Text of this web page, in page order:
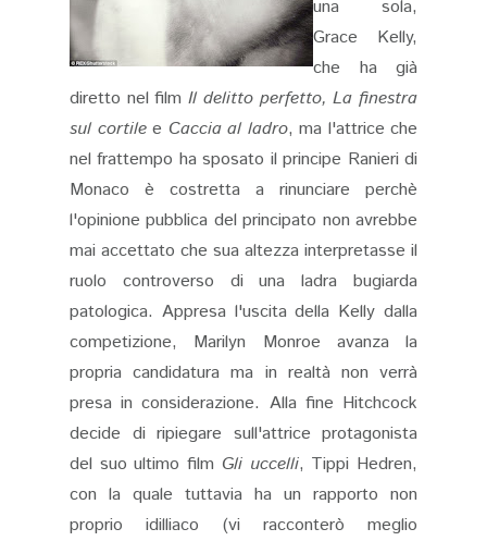
una sola,
Grace Kelly,
che ha già
diretto nel filmIl delitto perfetto, La finestra
sul cortile e Caccia al ladro, ma l'attrice che
nel frattempo ha sposato il principe Ranieri di
Monaco è costretta a rinunciare perchè
l'opinione pubblica del principato non avrebbe
mai accettato che sua altezza interpretasse il
ruolo controverso di una ladra bugiarda
patologica. Appresa l'uscita della Kelly dalla
competizione, Marilyn Monroe avanza la
propria candidatura ma in realtà non verrà
presa in considerazione. Alla fine Hitchcock
decide di ripiegare sull'attrice protagonista
del suo ultimo film Gli uccelli, Tippi Hedren,
con la quale tuttavia ha un rapporto non
proprio idilliaco (vi racconterò meglio